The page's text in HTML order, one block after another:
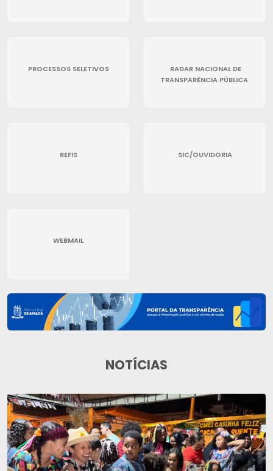
PROCESSOS SELETIVOS
RADAR NACIONAL DE
TRANSPARÊNCIA PÚBLICA
REFIS SIC/OUVIDORIA
WEBMAIL
NOTÍCIAS